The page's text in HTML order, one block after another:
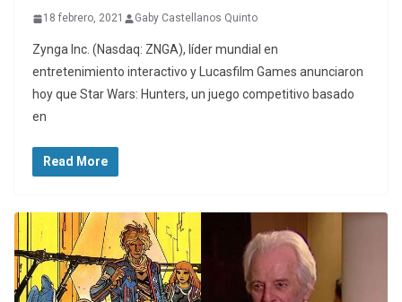
18 febrero, 2021 Gaby Castellanos Quinto
Zynga Inc. (Nasdaq: ZNGA), líder mundial en
entretenimiento interactivo y Lucasfilm Games anunciaron
hoy que Star Wars: Hunters, un juego competitivo basado
en
Read More